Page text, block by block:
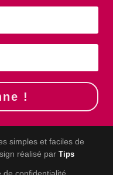
!
simples et faciles de
réalisé par Tips